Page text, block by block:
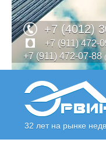
+7 (4012)
+7 (911) 472-
+7 (911) 472-07-88
32 лет на рынке